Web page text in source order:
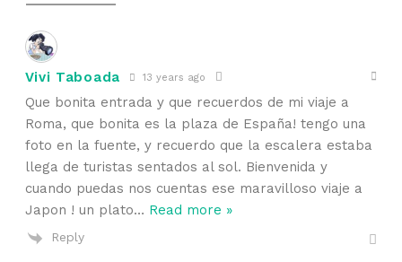
Vivi Taboada 13 years ago
Que bonita entrada y que recuerdos de mi viaje a
Roma, que bonita es la plaza de España! tengo una
foto en la fuente, y recuerdo que la escalera estaba
llega de turistas sentados al sol. Bienvenida y
cuando puedas nos cuentas ese maravilloso viaje a
Japon ! un plato… Read more »
Reply